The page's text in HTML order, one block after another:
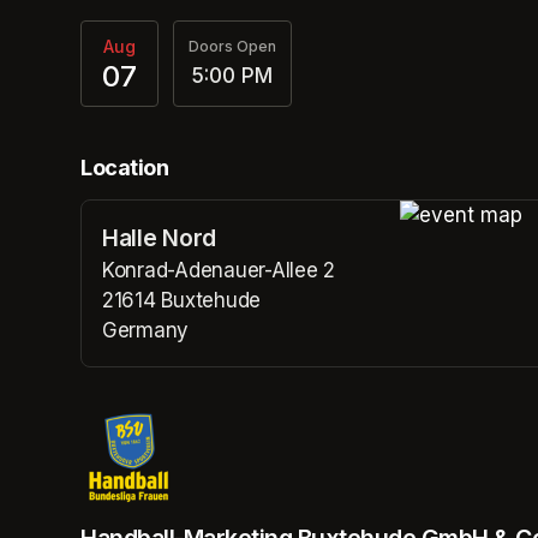
Aug
07
Doors Open
5:00 PM
Location
Halle Nord
Konrad-Adenauer-Allee 2
21614 Buxtehude
Germany
(opens in a new tab)